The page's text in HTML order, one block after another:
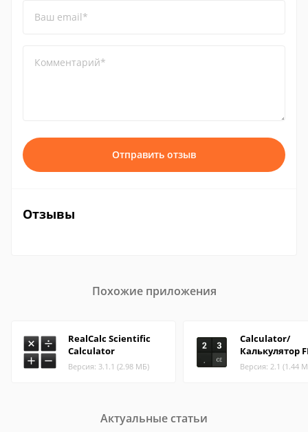
Ваш email*
Комментарий*
Отправить отзыв
Отзывы
Похожие приложения
RealCalc Scientific
Calculator
Версия: 3.1.1 (2.98 МБ)
Calculator/
Калькулятор
Версия: 2.1 (1.44
Актуальные статьи